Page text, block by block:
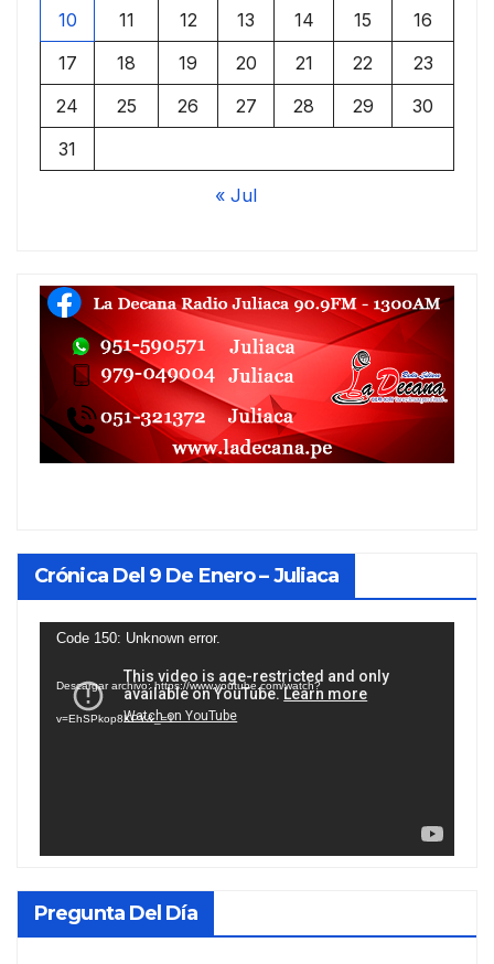
10
11 12 13 14 15
16
17
18 19 20 21 22
23
24
25 26 27 28 29
30
31
« Jul
Crónica Del 9 De Enero – Juliaca
Reproductor
vídeo
Code 150: Unknown error.
Descargar archivo: https://www.youtube.com/watch?
v=EhSPkop8KPY&_=1
Pregunta Del Día